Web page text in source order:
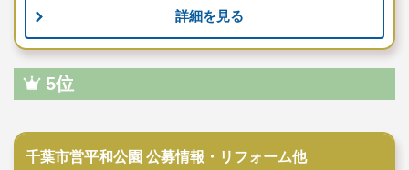
詳細を見る
5位
千葉市営平和公園 公募情報・リフォーム他